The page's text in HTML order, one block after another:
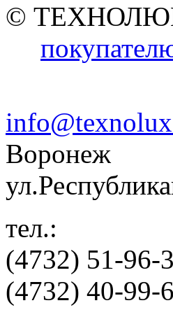
©
Воронеж
тел.:
(4732) 51-96-
(4732) 40-99-